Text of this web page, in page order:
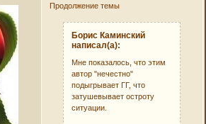
Продолжение темы
Борис Каминский
написал(а):
Мне показалось, что этим
автор "нечестно"
подыгрывает ГГ, что
затушевывает остроту
ситуации.